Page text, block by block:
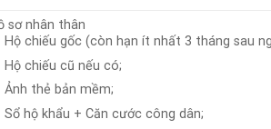
sơ nhân thân
Hộ chiếu gốc (còn hạn ít nhất 3 tháng sau
Hộ chiếu cũ nếu có;
Ảnh thẻ bản mềm;
Sổ hộ khẩu + Căn cước công dân;